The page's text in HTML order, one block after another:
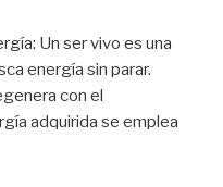
Un ser vivo es una
energía sin parar.
con el
adquirida se emplea